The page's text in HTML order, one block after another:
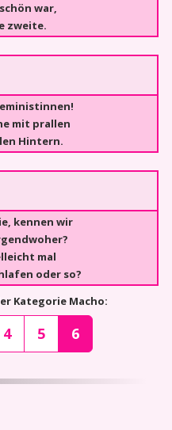
war,
zweite.
mit prallen
Hintern.
kennen wir
mal
oder so?
Kategorie Macho:
4 5 6